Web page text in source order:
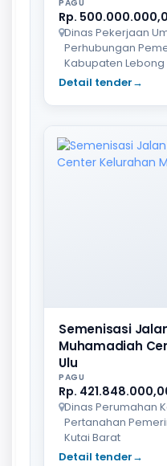
PAGU
Rp.
Dinas Pekerjaan
Perhubungan
Kabupaten Lebong
Detail tender→
Semenisasi
Muhamadiah
Ulu
PAGU
Rp.
Dinas Perumahan
Pertanahan
Kutai Barat
Detail tender→